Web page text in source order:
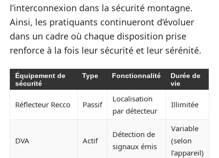
l’interconnexion dans la sécurité montagne.
Ainsi, les pratiquants continueront d’évoluer
dans un cadre où chaque disposition prise
renforce à la fois leur sécurité et leur sérénité.
Équipement de
sécurité
Type Fonctionnalité
Durée de
vie
Réflecteur Recco Passif
Localisation
par détecteur
Illimitée
DVA Actif
Détection de
signaux émis
Variable
(selon
l’appareil)